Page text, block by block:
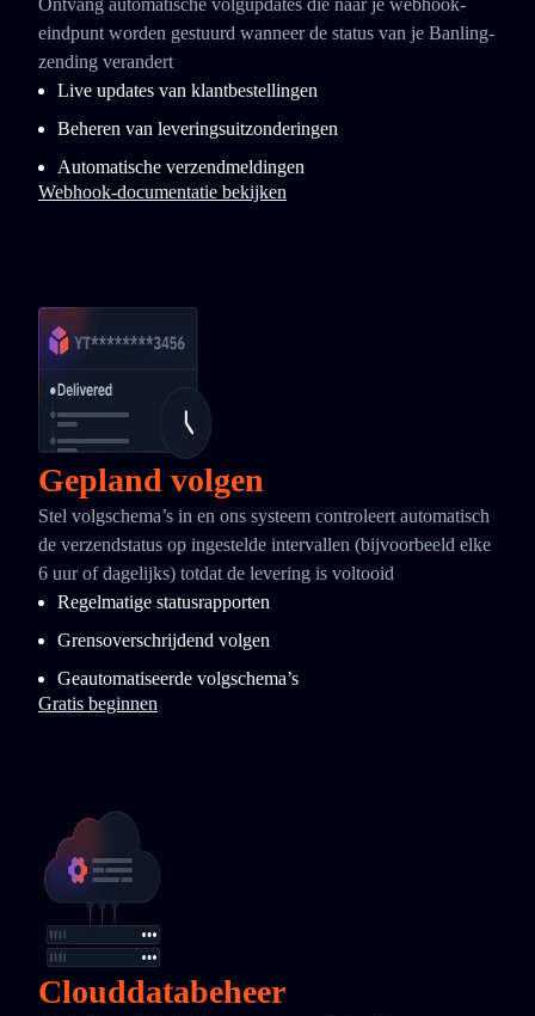
Ontvang automatische volgupdates die naar je webhook-
eindpunt worden gestuurd wanneer de status van je Banling-
zending verandert
Live updates van klantbestellingen
Beheren van leveringsuitzonderingen
Automatische verzendmeldingen
Webhook-documentatie bekijken
Gepland volgen
Stel volgschema’s in en ons systeem controleert automatisch
de verzendstatus op ingestelde intervallen (bijvoorbeeld elke
6 uur of dagelijks) totdat de levering is voltooid
Regelmatige statusrapporten
Grensoverschrijdend volgen
Geautomatiseerde volgschema’s
Gratis beginnen
Clouddatabeheer